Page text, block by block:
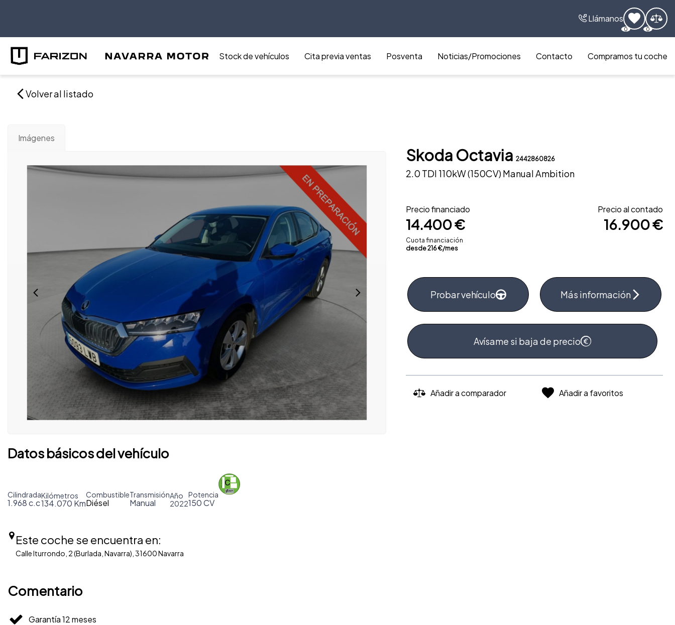
Llámanos
0 0
Stock de vehículos Cita previa ventas Posventa Noticias/Promociones Contacto Compramos tu coche
Volver al listado
Imágenes
Skoda Octavia 2442860826
2.0 TDI 110kW (150CV) Manual Ambition
Precio financiado
14.400 €
Cuota financiación
desde216€/mes
Precio al contado
16.900 €
Probar vehículo Más información
Avísame si baja de precio
Añadir a comparador Añadir a favoritos
Datos básicos del vehículo
Cilindrada
1.968 c.c
Kilómetros
134.070 Km
Combustible
Diésel
Transmisión
Manual
Año
2022
Potencia
150 CV
Este coche se encuentra en:
Calle Iturrondo, 2 (Burlada, Navarra), 31600 Navarra
Comentario
Garantía 12 meses